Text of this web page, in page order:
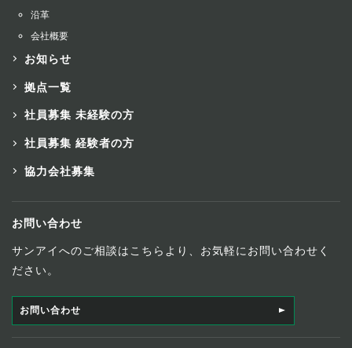
沿革
会社概要
お知らせ
拠点一覧
社員募集 未経験の方
社員募集 経験者の方
協力会社募集
お問い合わせ
サンアイへのご相談はこちらより、お気軽にお問い合わせく
ださい。
お問い合わせ